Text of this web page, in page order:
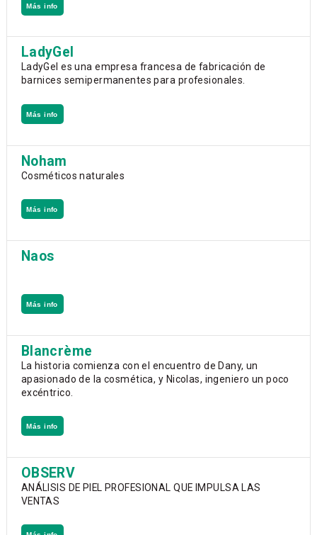
Más info
LadyGel
LadyGel es una empresa francesa de fabricación de
barnices semipermanentes para profesionales.
Más info
Noham
Cosméticos naturales
Más info
Naos
Más info
Blancrème
La historia comienza con el encuentro de Dany, un
apasionado de la cosmética, y Nicolas, ingeniero un poco
excéntrico.
Más info
OBSERV
ANÁLISIS DE PIEL PROFESIONAL QUE IMPULSA LAS
VENTAS